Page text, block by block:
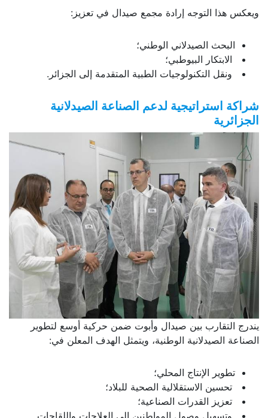
ويعكس هذا التوجه إرادة مجمع صيدال في تعزيز:
البحث الصيدلاني الوطني؛
الابتكار البيوطبي؛
ونقل التكنولوجيات الطبية المتقدمة إلى الجزائر.
شراكة استراتيجية لدعم الصناعة الصيدلانية
الجزائرية
يندرج التقارب بين صيدال وأبوت ضمن حركية أوسع لتطوير
الصناعة الصيدلانية الوطنية، ويتمثل الهدف المعلن في:
تطوير الإنتاج المحلي؛
تحسين الاستقلالية الصحية للبلاد؛
تعزيز القدرات الصناعية؛
وتسهيل وصول المواطنين إلى العلاجات واللقاحات